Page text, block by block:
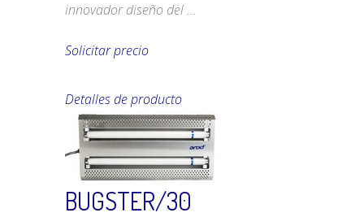
innovador diseño del ...
Solicitar precio
Detalles de producto
BUGSTER/30